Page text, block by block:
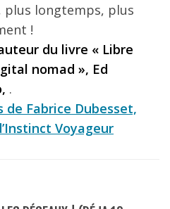
plus longtemps, plus
!
du livre « Libre
nomad », Ed
.
de Fabrice Dubesset,
Voyageur